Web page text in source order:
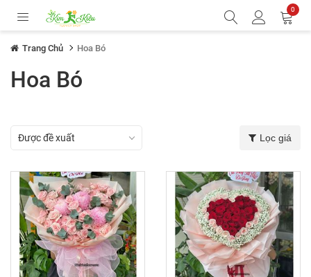
0
Trang Chủ Hoa Bó
Hoa Bó
Được đề xuất Lọc giá